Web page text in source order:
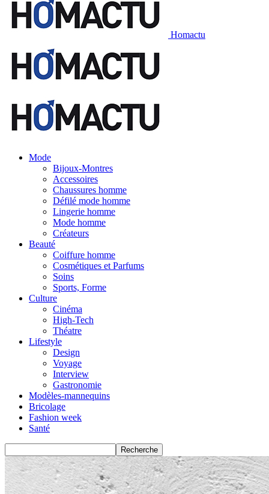
Homactu
Mode
Bijoux-Montres
Accessoires
Chaussures homme
Défilé mode homme
Lingerie homme
Mode homme
Créateurs
Beauté
Coiffure homme
Cosmétiques et Parfums
Soins
Sports, Forme
Culture
Cinéma
High-Tech
Théatre
Lifestyle
Design
Voyage
Interview
Gastronomie
Modèles-mannequins
Bricolage
Fashion week
Santé